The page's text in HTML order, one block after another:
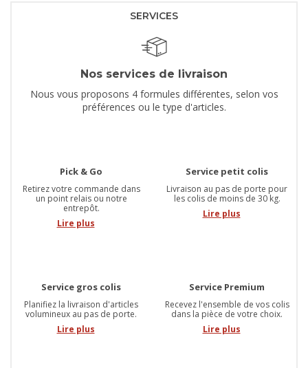
SERVICES
Nos services de livraison
Nous vous proposons 4 formules différentes, selon vos
préférences ou le type d'articles.
Pick & Go
Retirez votre commande dans
un point relais ou notre
entrepôt.
Lire plus
Service petit colis
Livraison au pas de porte pour
les colis de moins de 30 kg.
Lire plus
Service gros colis
Planifiez la livraison d'articles
volumineux au pas de porte.
Lire plus
Service Premium
Recevez l'ensemble de vos colis
dans la pièce de votre choix.
Lire plus